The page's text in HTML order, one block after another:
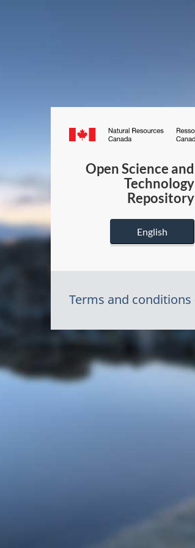
Canada.ca
Open Science and
Technology
Repository
English
Terms and conditions